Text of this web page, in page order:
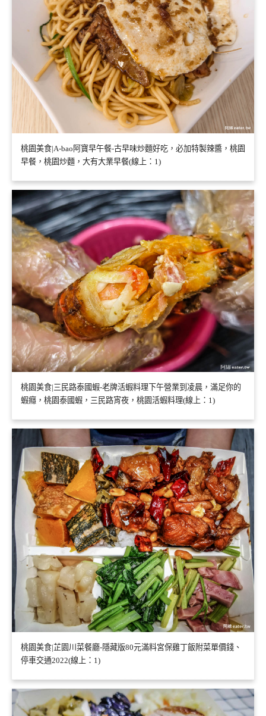
桃園美食|A-bao阿寶早午餐-古早味炒麵好吃，必加特製辣醬，桃園
早餐，桃園炒麵，大有大業早餐(線上：1)
桃園美食|三民路泰國蝦-老牌活蝦料理下午營業到凌晨，滿足你的
蝦癮，桃園泰國蝦，三民路宵夜，桃園活蝦料理(線上：1)
桃園美食|芷園川菜餐廳-隱藏版80元滿料宮保雞丁飯附菜單價錢、
停車交通2022(線上：1)